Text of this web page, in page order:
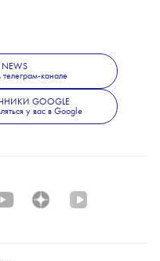
и вручила
это окажет
Марина
NEWS
канале
GOOGLE
у вас в Google